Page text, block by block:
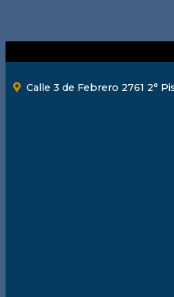
Calle 3 de Febrero 2761 2°